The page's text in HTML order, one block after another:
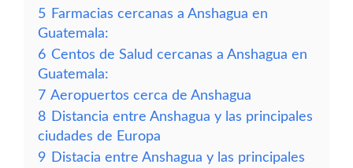
5 Farmacias cercanas a Anshagua en
Guatemala:
6 Centos de Salud cercanas a Anshagua en
Guatemala:
7 Aeropuertos cerca de Anshagua
8 Distancia entre Anshagua y las principales
ciudades de Europa
9 Distacia entre Anshagua y las principales